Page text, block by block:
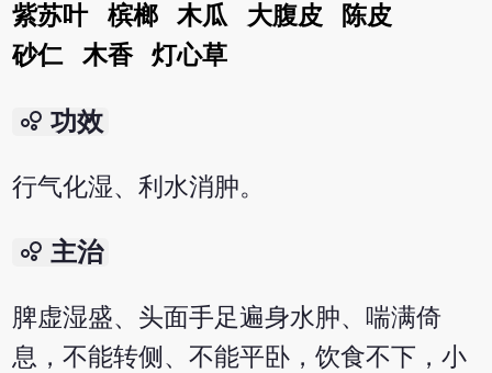
紫苏叶
槟榔 木瓜 大腹皮
陈皮
砂仁
木香 灯心草
bubble_chart 功效
行气化湿、利水消肿。
bubble_chart 主治
脾虚湿盛、头面手足遍身水肿、喘满倚
息，不能转侧、不能平卧，饮食不下，小